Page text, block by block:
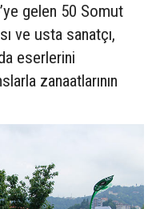
gelen 50 Somut
ve usta sanatçı,
eserlerini
zanaatlarının